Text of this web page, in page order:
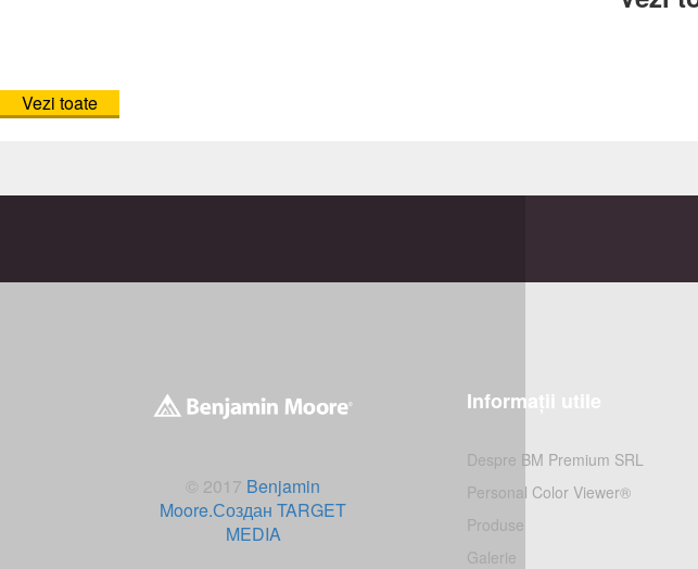
Vezi toate
© 2017 Benjamin
Moore.Создан TARGET
MEDIA
Informații utile
Despre BM Premium SRL
Personal Color Viewer®
Produse
Galerie